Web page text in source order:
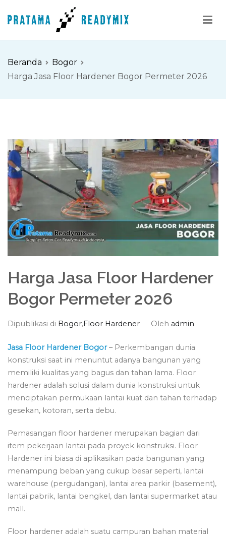
ke
Beranda
Bogor
Harga Jasa Floor Hardener Bogor Permeter 2026
Harga Jasa Floor Hardener
Bogor Permeter 2026
Dipublikasi di Bogor,Floor Hardener Oleh admin
Jasa Floor Hardener Bogor – Perkembangan dunia
konstruksi saat ini menuntut adanya bangunan yang
memiliki kualitas yang bagus dan tahan lama. Floor
hardener adalah solusi dalam dunia konstruksi untuk
menciptakan permukaan lantai kuat dan tahan terhadap
gesekan, kotoran, serta debu.
Pemasangan floor hardener merupakan bagian dari
item pekerjaan lantai pada proyek konstruksi. Floor
Hardener ini biasa di aplikasikan pada bangunan yang
menampung beban yang cukup besar seperti, lantai
warehouse (pergudangan), lantai area parkir (basement),
lantai pabrik, lantai bengkel, dan lantai supermarket atau
mall.
Floor hardener adalah suatu campuran bahan material